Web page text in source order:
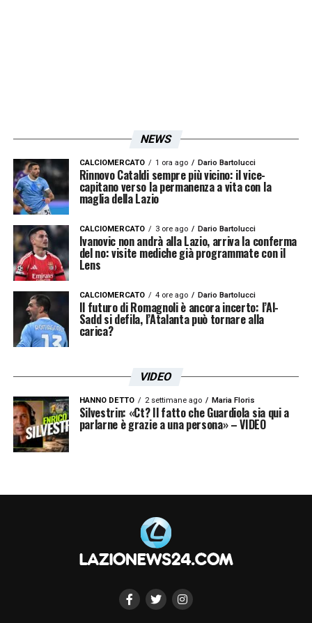
NEWS
CALCIOMERCATO 1 ora ago Dario Bartolucci
Rinnovo Cataldi sempre più vicino: il vice-
capitano verso la permanenza a vita con la
maglia della Lazio
CALCIOMERCATO 3 ore ago Dario Bartolucci
Ivanovic non andrà alla Lazio, arriva la conferma
del no: visite mediche già programmate con il
Lens
CALCIOMERCATO 4 ore ago Dario Bartolucci
Il futuro di Romagnoli è ancora incerto: l’Al-
Sadd si defila, l’Atalanta può tornare alla
carica?
VIDEO
HANNO DETTO 2 settimane ago Maria Floris
Silvestrin: «Ct? Il fatto che Guardiola sia qui a
parlarne è grazie a una persona» – VIDEO